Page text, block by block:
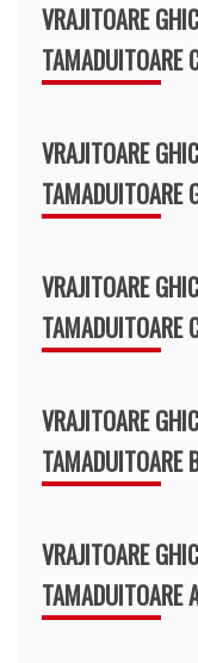
VRAJITOARE
TAMADUITOARE
VRAJITOARE
TAMADUITOARE
VRAJITOARE
TAMADUITOARE
VRAJITOARE
TAMADUITOARE
VRAJITOARE
TAMADUITOARE